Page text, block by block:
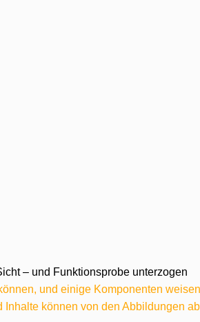
– und Funktionsprobe unterzogen
und einige Komponenten
können von den Abbildungen